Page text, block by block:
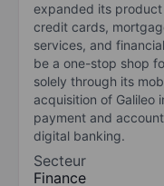
expanded its
credit cards,
services, and
be a one-stop shop
solely through its
acquisition of Galileo
payment and
digital banking.
Secteur
Finance